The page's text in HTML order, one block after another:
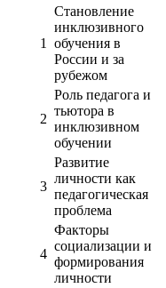
1
Становление
инклюзивного
обучения в
России и за
рубежом
2
Роль педагога и
тьютора в
инклюзивном
обучении
3
Развитие
личности как
педагогическая
проблема
4
Факторы
социализации и
формирования
личности